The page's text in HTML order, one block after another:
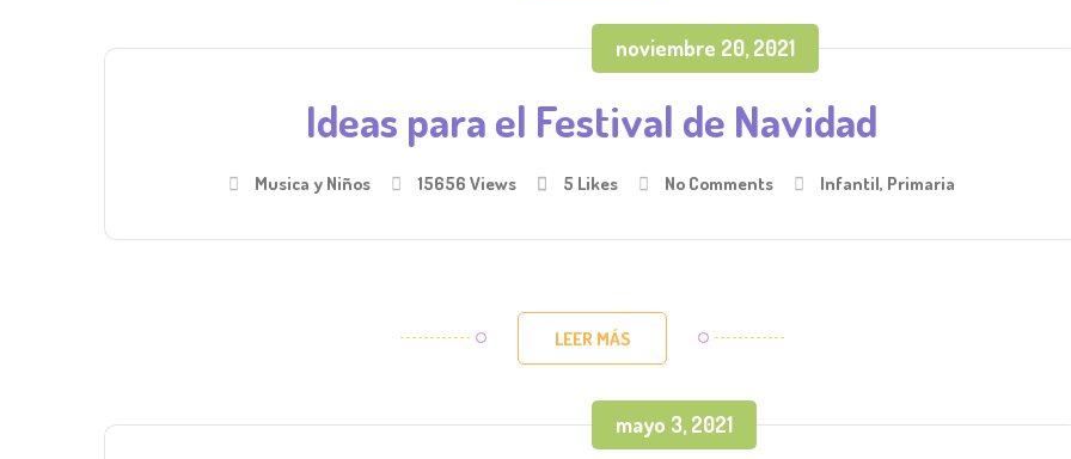
noviembre 20, 2021
Ideas para el Festival de Navidad
Musica y Niños 15656 Views 5 Likes No Comments Infantil, Primaria
LEER MÁS
mayo 3, 2021